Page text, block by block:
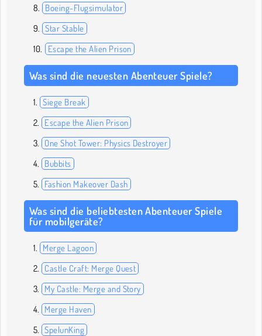
Boeing-Flugsimulator
Star Stable
Escape the Alien Prison
Was sind die neuesten Abenteuer Spiele?
Siege Break
Escape the Alien Prison
One Shot Tower: Physics Destroyer
Bubbits
Fashion Makeover Dash
Was sind die beliebtesten Abenteuer Spiele
für mobilgeräte?
Merge Lagoon
Castle Craft: Merge Quest
My Castle: Merge and Story
Merge Haven
SpelunKing